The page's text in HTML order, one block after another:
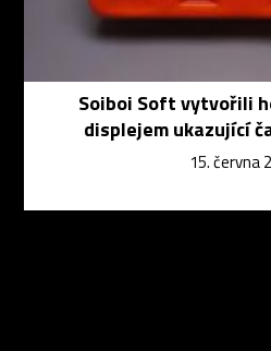
Soiboi Soft vytvořili
displejem ukazující
15. června